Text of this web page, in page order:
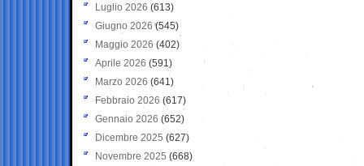
Luglio 2026 (613)
Giugno 2026 (545)
Maggio 2026 (402)
Aprile 2026 (591)
Marzo 2026 (641)
Febbraio 2026 (617)
Gennaio 2026 (652)
Dicembre 2025 (627)
Novembre 2025 (668)